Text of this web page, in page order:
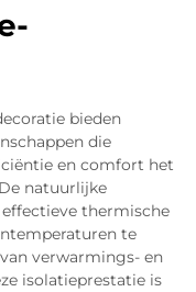
bieden
die
en comfort het
natuurlijke
thermische
te
verwarmings- en
isolatieprestatie is